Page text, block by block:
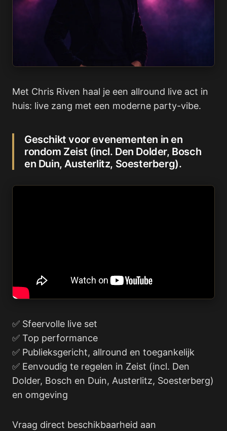
Met Chris Riven haal je een allround live act in
huis: live zang met een moderne party-vibe.
Geschikt voor evenementen in en
rondom Zeist (incl. Den Dolder, Bosch
en Duin, Austerlitz, Soesterberg).
✅ Sfeervolle live set
✅ Top performance
✅ Publieksgericht, allround en toegankelijk
✅ Eenvoudig te regelen in Zeist (incl. Den
Dolder, Bosch en Duin, Austerlitz, Soesterberg)
en omgeving
Vraag direct beschikbaarheid aan